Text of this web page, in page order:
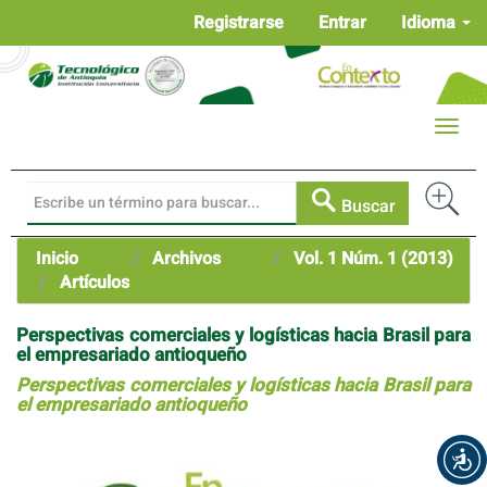
Contenido
principal
Idioma
Registrarse Entrar
Buscar
Toggle
Inicio Archivos
Vol. 1 Núm. 1 (2013)
Artículos
Perspectivas comerciales y logísticas hacia Brasil para
el empresariado antioqueño
Perspectivas comerciales y logísticas hacia Brasil para
el empresariado antioqueño